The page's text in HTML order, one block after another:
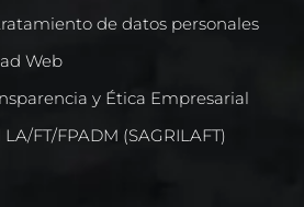
de datos personales
Web
y Ética Empresarial
FT/FPADM (SAGRILAFT)